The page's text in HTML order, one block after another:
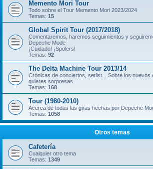
Memento Mori Tour
Todo sobre el Tour Memento Mori 2023/2024
Temas: 15
Global Spirit Tour (2017/2018)
Comentaremos, haremos seguimientos y
Depeche Mode
¡Cuidado! ¡Spolers!
Temas: 92
The Delta Machine Tour 2013/14
Crónicas de conciertos, setlist... Sobre los nuevos
quieres sorpresas
Temas: 168
Tour (1980-2010)
Acerca de todas las giras hechas por Depeche
Temas: 1058
Otros temas
Cafetería
Cualquier otro tema
Temas: 1349